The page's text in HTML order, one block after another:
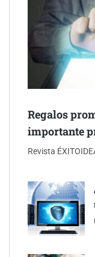
Innovación en
el rejuvenecimiento
Preguntas
responde con
Regalos
importante
Revista